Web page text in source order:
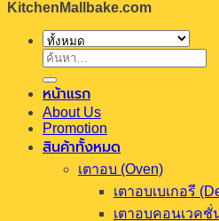
About Us
Promotion
สินค้าทั้งหมด
เตาอบ (Oven)
เตาอบคอนเวคชั่
เตาอบพิซซ่า
เครื่องตีแป้ง-นวดแป้ง
เครื่องตีแป้ง